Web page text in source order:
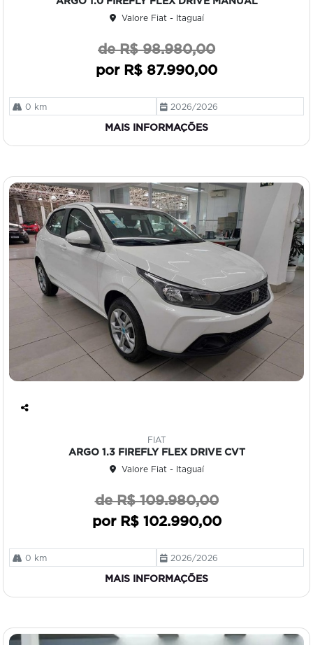
Valore Fiat - Itaguaí
de R$ 98.980,00
por R$ 87.990,00
0 km 2026/2026
MAIS INFORMAÇÕES
FIAT
ARGO 1.3 FIREFLY FLEX DRIVE CVT
Valore Fiat - Itaguaí
de R$ 109.980,00
por R$ 102.990,00
0 km 2026/2026
MAIS INFORMAÇÕES